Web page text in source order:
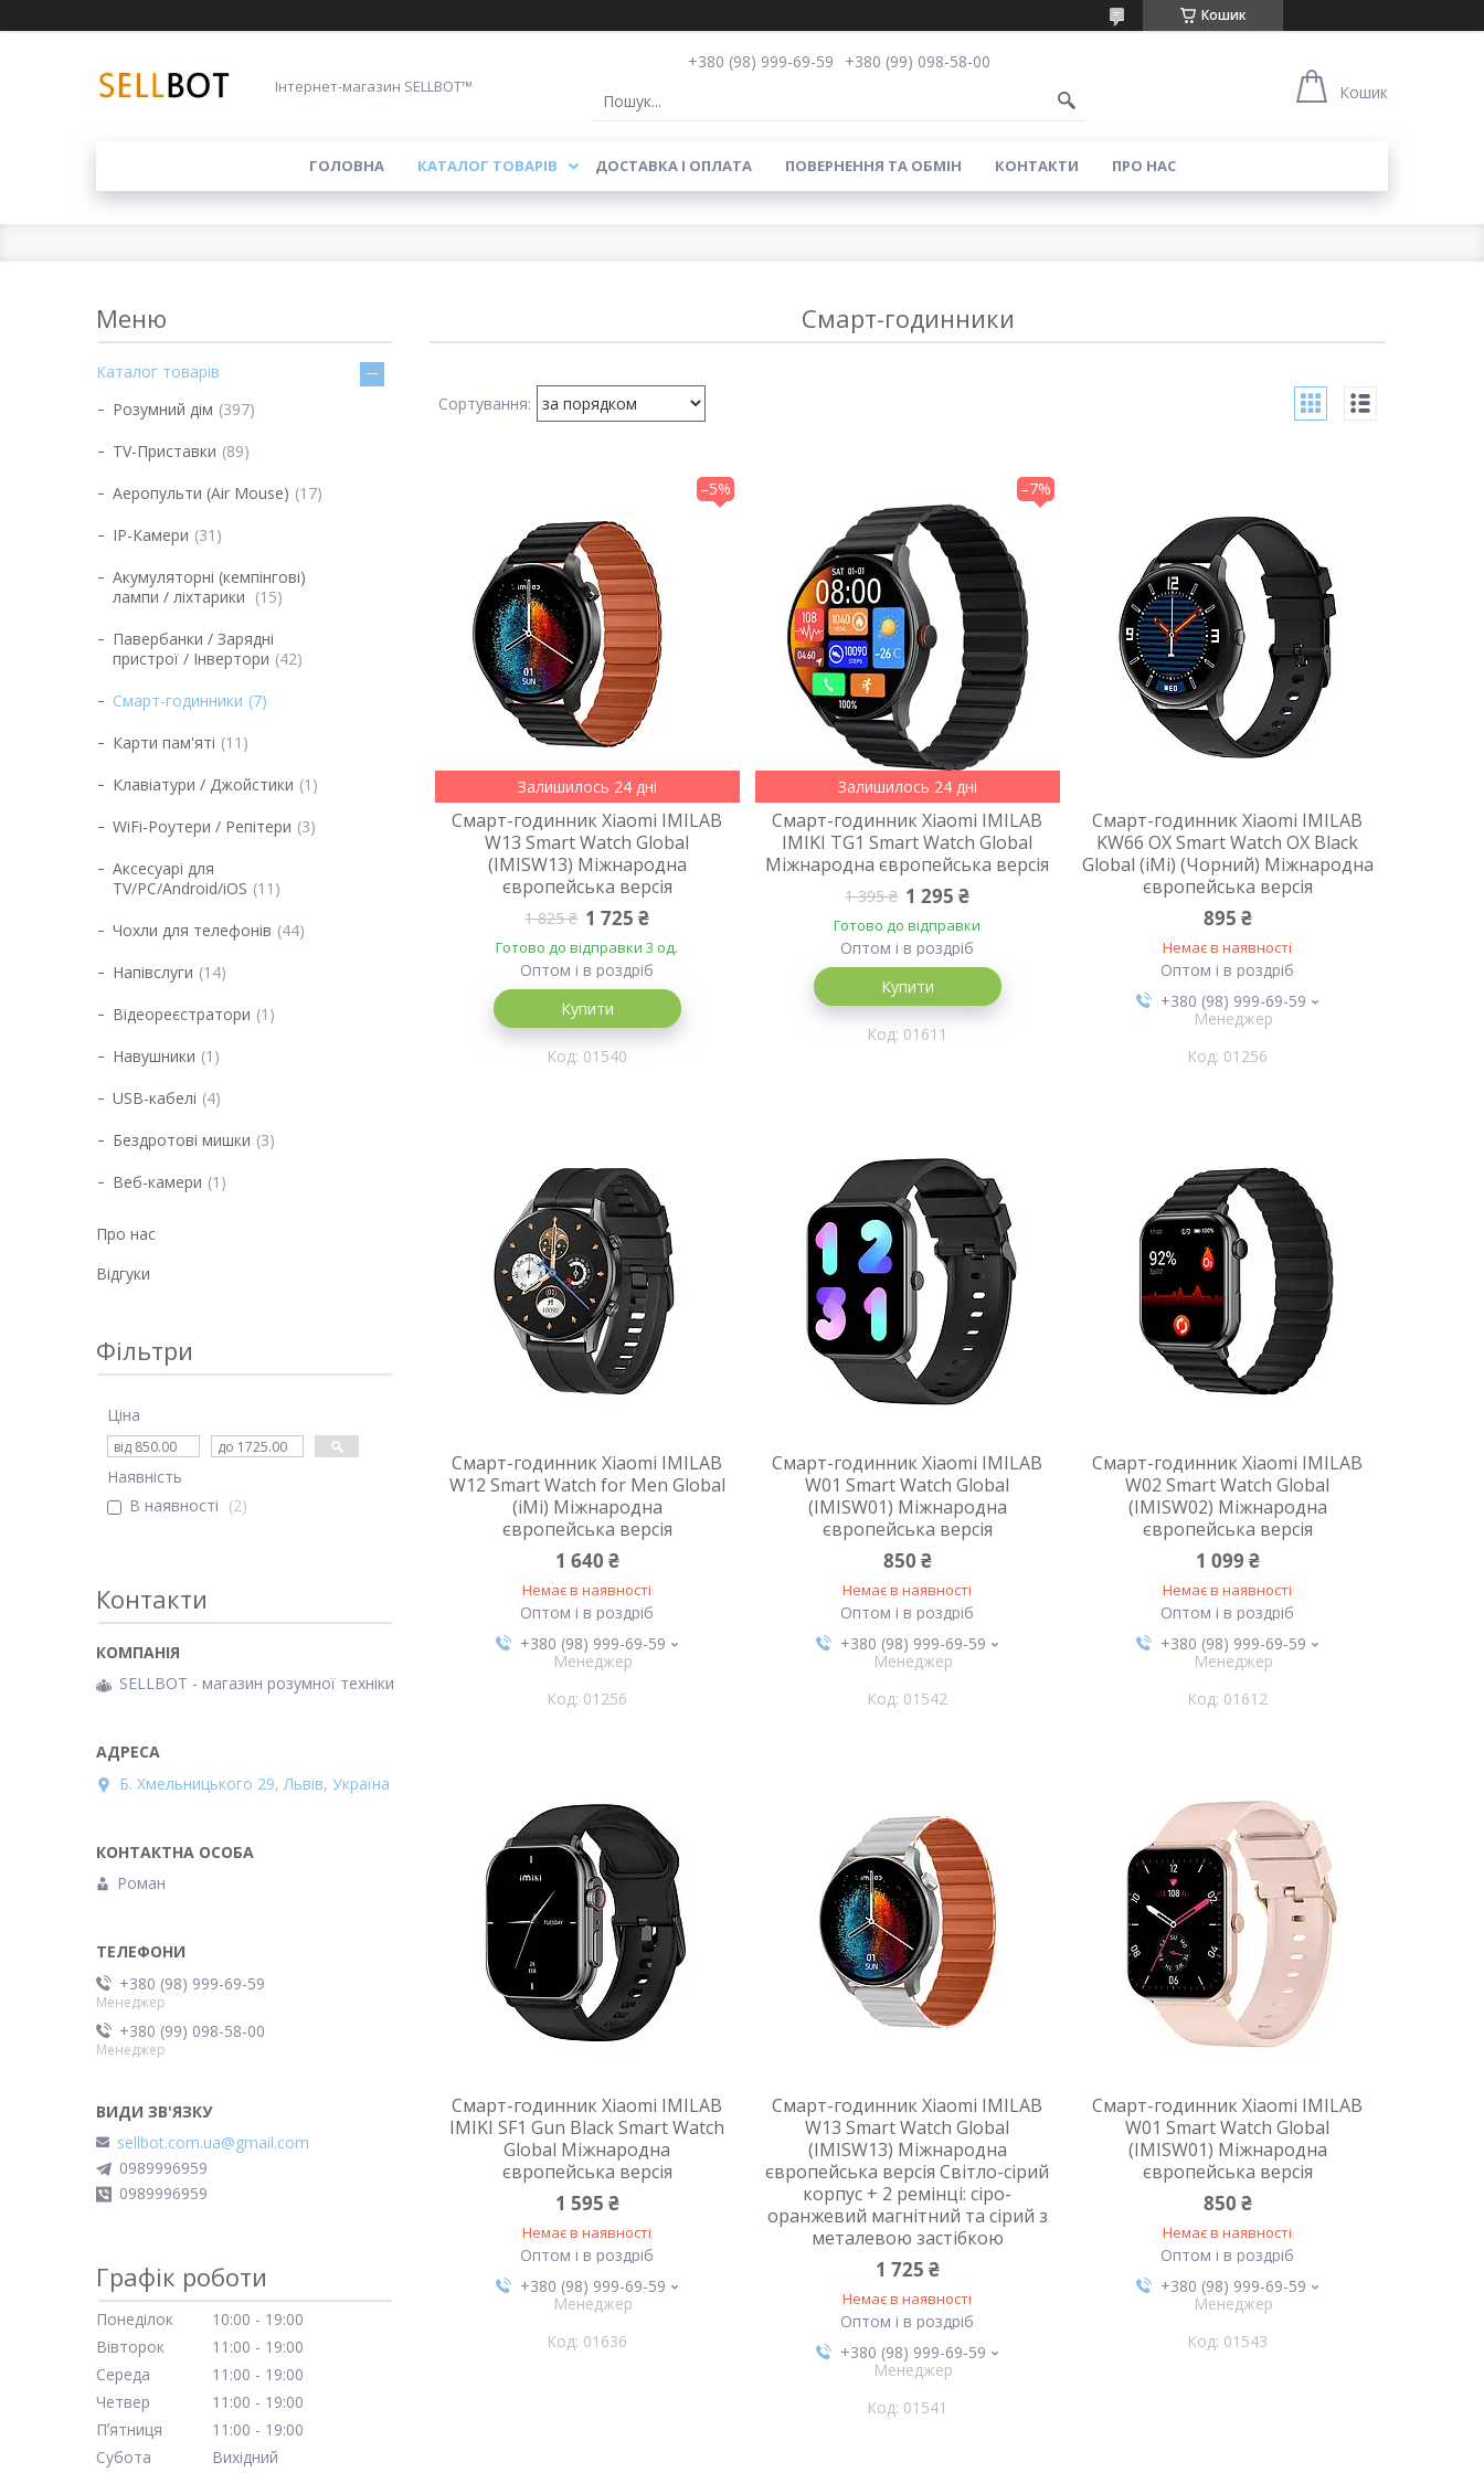
Кошик
Інтернет-магазин SELLBOT™
+380 (98) 999-69-59
+380 (99) 098-58-00
Кошик
ГОЛОВНА КАТАЛОГ ТОВАРІВ ДОСТАВКА І ОПЛАТА ПОВЕРНЕННЯ ТА ОБМІН КОНТАКТИ ПРО НАС
Смарт-годинники
–5%
Залишилось 24 дні
Смарт-годинник Xiaomi IMILAB
W13 Smart Watch Global
(IMISW13) Міжнародна
європейська версія
1 825 ₴ 1 725 ₴
Готово до відправки 3 од.
Оптом і в роздріб
Купити
01540
–7%
Залишилось 24 дні
Смарт-годинник Xiaomi IMILAB
IMIKI TG1 Smart Watch Global
Міжнародна європейська версія
1 395 ₴ 1 295 ₴
Готово до відправки
Оптом і в роздріб
Купити
01611
Смарт-годинник Xiaomi IMILAB
KW66 OX Smart Watch OX Black
Global (iMi) (Чорний) Міжнародна
європейська версія
895 ₴
Немає в наявності
Оптом і в роздріб
+380 (98) 999-69-59
Менеджер
01256
Смарт-годинник Xiaomi IMILAB
W12 Smart Watch for Men Global
(iMi) Міжнародна
європейська версія
1 640 ₴
Немає в наявності
Оптом і в роздріб
+380 (98) 999-69-59
Менеджер
01256
Смарт-годинник Xiaomi IMILAB
W01 Smart Watch Global
(IMISW01) Міжнародна
європейська версія
850 ₴
Немає в наявності
Оптом і в роздріб
+380 (98) 999-69-59
Менеджер
01542
Смарт-годинник Xiaomi IMILAB
W02 Smart Watch Global
(IMISW02) Міжнародна
європейська версія
1 099 ₴
Немає в наявності
Оптом і в роздріб
+380 (98) 999-69-59
Менеджер
01612
Смарт-годинник Xiaomi IMILAB
IMIKI SF1 Gun Black Smart Watch
Global Міжнародна
європейська версія
1 595 ₴
Немає в наявності
Оптом і в роздріб
+380 (98) 999-69-59
Менеджер
01636
Смарт-годинник Xiaomi IMILAB
W13 Smart Watch Global
(IMISW13) Міжнародна
європейська версія Світло-сірий
корпус + 2 ремінці: сіро-
оранжевий магнітний та сірий з
металевою застібкою
1 725 ₴
Немає в наявності
Оптом і в роздріб
+380 (98) 999-69-59
Менеджер
01541
Смарт-годинник Xiaomi IMILAB
W01 Smart Watch Global
(IMISW01) Міжнародна
європейська версія
850 ₴
Немає в наявності
Оптом і в роздріб
+380 (98) 999-69-59
Менеджер
01543
Каталог товарів
Розумний дім 397
TV-Приставки 89
Аеропульти (Air Mouse) 17
IP-Камери 31
Акумуляторні (кемпінгові)
лампи / ліхтарики
15
Павербанки / Зарядні
пристрої / Інвертори 42
Смарт-годинники 7
Карти пам'яті 11
Клавіатури / Джойстики 1
WiFi-Роутери / Репітери 3
Аксесуарі для
TV/PC/Android/iOS 11
Чохли для телефонів 44
Напівслуги 14
Відеореєстратори 1
Навушники 1
USB-кабелі 4
Бездротові мишки 3
Веб-камери 1
Про нас
Відгуки
Фільтри
Ціна
Наявність
В наявності
2
Контакти
SELLBOT - магазин розумної техніки
Б. Хмельницького 29, Львів, Україна
Роман
+380 (98) 999-69-59
Менеджер
+380 (99) 098-58-00
Менеджер
sellbot.com.ua@gmail.com
0989996959
0989996959
Графік роботи
Понеділок 10:00
19:00
Вівторок
11:00
19:00
Середа
11:00
19:00
Четвер
11:00
19:00
Пʼятниця
11:00
19:00
Субота
Вихідний